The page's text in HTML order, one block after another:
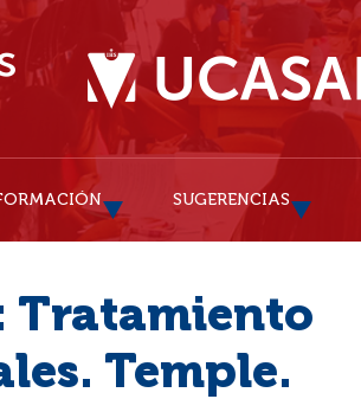
SUGERENCIAS
Tratamiento
Temple.